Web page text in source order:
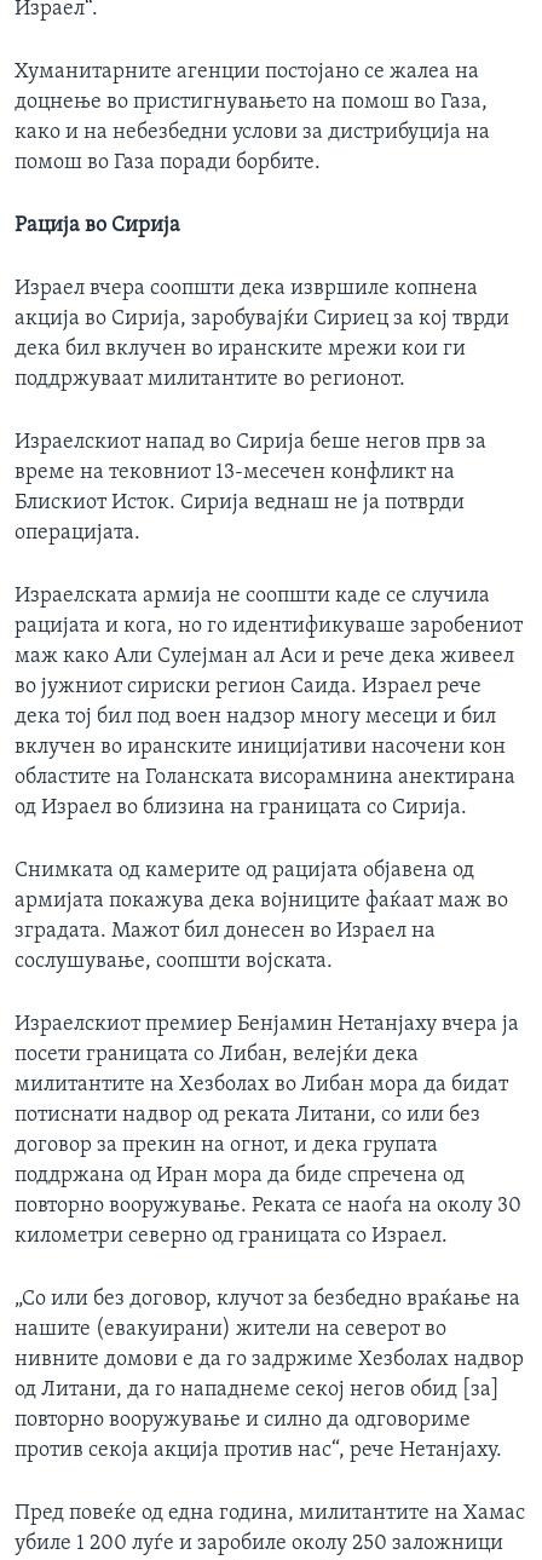
Израел“.
Хуманитарните агенции постојано се жалеа на
доцнење во пристигнувањето на помош во Газа,
како и на небезбедни услови за дистрибуција на
помош во Газа поради борбите.
Рација во Сирија
Израел вчера соопшти дека извршиле копнена
акција во Сирија, заробувајќи Сириец за кој тврди
дека бил вклучен во иранските мрежи кои ги
поддржуваат милитантите во регионот.
Израелскиот напад во Сирија беше негов прв за
време на тековниот 13-месечен конфликт на
Блискиот Исток. Сирија веднаш не ја потврди
операцијата.
Израелската армија не соопшти каде се случила
рацијата и кога, но го идентификуваше заробениот
маж како Али Сулејман ал Аси и рече дека живеел
во јужниот сириски регион Саида. Израел рече
дека тој бил под воен надзор многу месеци и бил
вклучен во иранските иницијативи насочени кон
областите на Голанската висорамнина анектирана
од Израел во близина на границата со Сирија.
Снимката од камерите од рацијата објавена од
армијата покажува дека војниците фаќаат маж во
зградата. Мажот бил донесен во Израел на
сослушување, соопшти војската.
Израелскиот премиер Бенјамин Нетанјаху вчера ја
посети границата со Либан, велејќи дека
милитантите на Хезболах во Либан мора да бидат
потиснати надвор од реката Литани, со или без
договор за прекин на огнот, и дека групата
поддржана од Иран мора да биде спречена од
повторно вооружување. Реката се наоѓа на околу 30
километри северно од границата со Израел.
„Со или без договор, клучот за безбедно враќање на
нашите (евакуирани) жители на северот во
нивните домови е да го задржиме Хезболах надвор
од Литани, да го нападнеме секој негов обид [за]
повторно вооружување и силно да одговориме
против секоја акција против нас“, рече Нетанјаху.
Пред повеќе од една година, милитантите на Хамас
убиле 1 200 луѓе и заробиле околу 250 заложници